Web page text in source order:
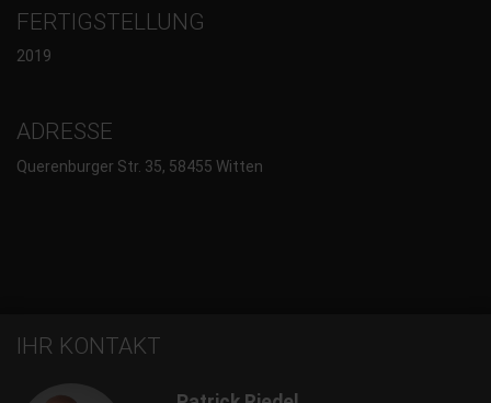
FERTIGSTELLUNG
2019
ADRESSE
Querenburger Str. 35, 58455 Witten
IHR KONTAKT